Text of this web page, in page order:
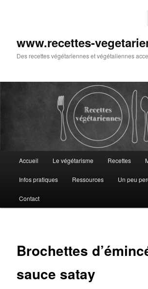
www.recettes-
Des recettes végétariennes et végétaliennes
Accueil Le végétarisme Recettes
Infos pratiques Ressources Un peu
Contact
Brochettes
sauce satay